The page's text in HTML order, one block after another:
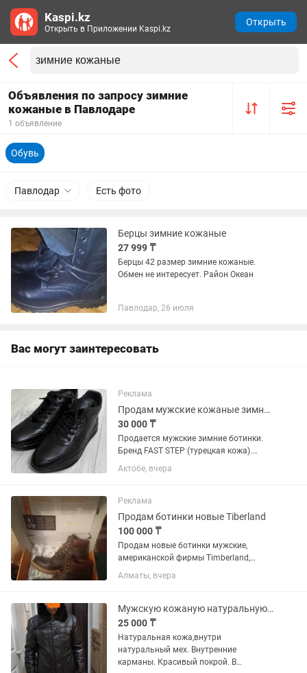
Объявления по запросу зимние
кожаные в Павлодаре
1 объявление
Обувь
Павлодар Есть фото
Берцы зимние кожаные
27 999 ₸
Берцы 42 размер зимние кожаные.
Обмен не интересует. Район Океан
Павлодар, 26 июля
Вас могут заинтересовать
Реклама
Продам мужские кожаные зимние ботинки
30 000 ₸
Продается мужские зимние ботинки.
Бренд FAST STEP (турецкая кожа).
Натуральная кожа, мех. Новая. Размер
41 Есть каспи ред(+5%)
Актобе, вчера
Реклама
Продам ботинки новые Tiberland
100 000 ₸
Продам новые ботинки мужские,
американской фирмы Timberland,
кожаные, зимние, качественные
Алматы, вчера
Мужскую кожаную натуральную зимнюю куртку
25 000 ₸
Натуральная кожа,внутри
натуральный мех. Внутренние
карманы. Красивый покрой. В
Kaspi.kz
Открыть в Приложении Kaspi.kz
Открыть